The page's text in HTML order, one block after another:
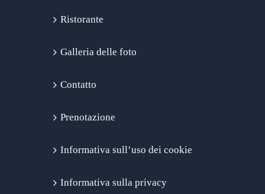
Ristorante
Galleria delle foto
Contatto
Prenotazione
Informativa sull’uso dei cookie
Informativa sulla privacy